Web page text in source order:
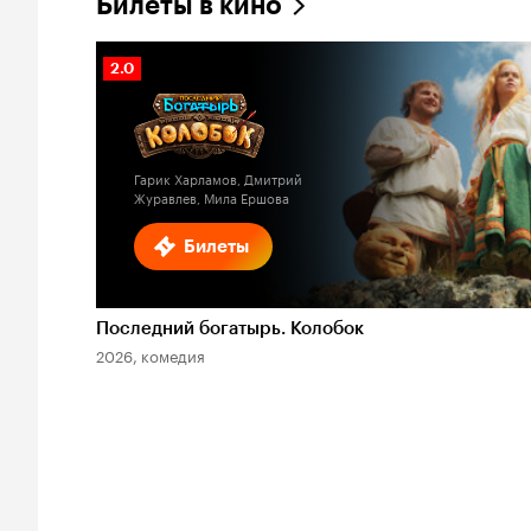
Билеты
Рейтинг
Кинопоиска
2.0
Гарик Харламов, Дмитрий
Журавлев, Мила Ершова
Последний богатырь. Колобок
2026, комедия